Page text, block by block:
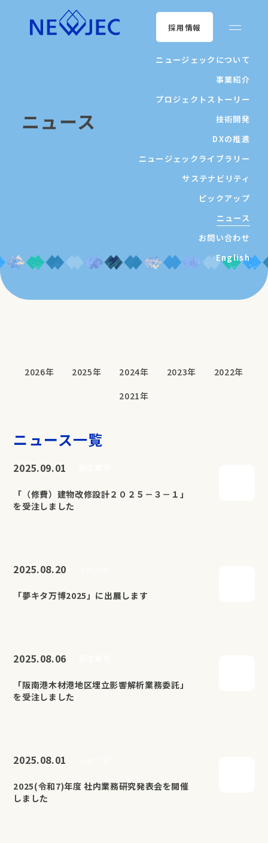
採用情報
ニュージェックについて
事業紹介
プロジェクトストーリー
技術開発
DXの推進
ニュージェックライブラリー
サステナビリティ
ピックアップ
ニュース
お問い合わせ
English
ニュース
2026年 2025年 2024年 2023年
2022年
2021年
ニュース一覧
2025.09.01
「（修費）建物改修設計２０２５－３－１」
を受注しました
2025.08.20
「夢キタ万博2025」に出展します
2025.08.06
「阪南港木材港地区埋立影響解析業務委託」
を受注しました
2025.08.01
2025(令和7)年度 社内業務研究発表会を開催
しました